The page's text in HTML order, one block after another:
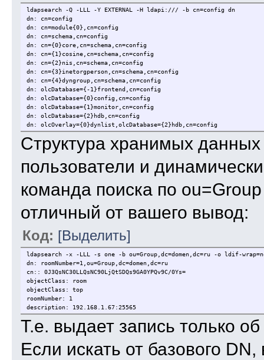
ldapsearch -Q -LLL -Y EXTERNAL -H ldapi:/// -b cn=config dn
dn: cn=config
dn: cn=module{0},cn=config
dn: cn=schema,cn=config
dn: cn={0}core,cn=schema,cn=config
dn: cn={1}cosine,cn=schema,cn=config
dn: cn={2}nis,cn=schema,cn=config
dn: cn={3}inetorgperson,cn=schema,cn=config
dn: cn={4}dyngroup,cn=schema,cn=config
dn: olcDatabase={-1}frontend,cn=config
dn: olcDatabase={0}config,cn=config
dn: olcDatabase={1}monitor,cn=config
dn: olcDatabase={2}hdb,cn=config
dn: olcOverlay={0}dynlist,olcDatabase={2}hdb,cn=config
Структура хранимых
пользователи и
команда поиска по
отличный от вашего вывод:
Код: [Выделить]
ldapsearch -x -LLL -s one -b ou=Group,dc=domen,dc=ru -o ldif-
dn: roomNumber=1,ou=Group,dc=domen,dc=ru
cn:: 0J3QsNC30LLQsNC90LjQtSDQs9GA0YPQv9C/0Ys=
objectClass: room
objectClass: top
roomNumber: 1
description: 192.168.1.67:25565
Т.е. выдает запись только
Если искать от базового